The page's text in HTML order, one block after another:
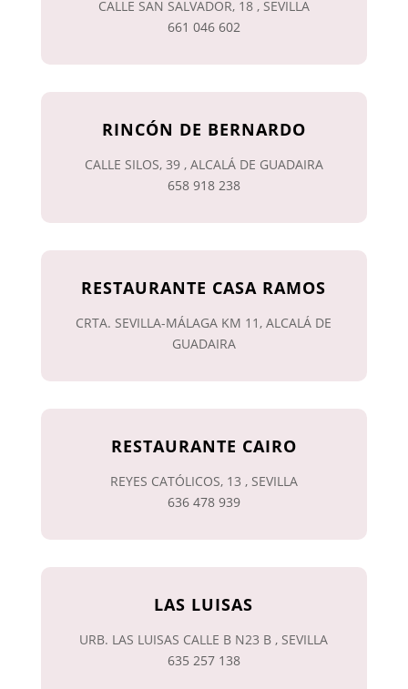
CALLE SAN SALVADOR, 18 , SEVILLA
661 046 602
RINCÓN DE BERNARDO
CALLE SILOS, 39 , ALCALÁ DE GUADAIRA
658 918 238
RESTAURANTE CASA RAMOS
CRTA. SEVILLA-MÁLAGA KM 11, ALCALÁ DE
GUADAIRA
RESTAURANTE CAIRO
REYES CATÓLICOS, 13 , SEVILLA
636 478 939
LAS LUISAS
URB. LAS LUISAS CALLE B N23 B , SEVILLA
635 257 138